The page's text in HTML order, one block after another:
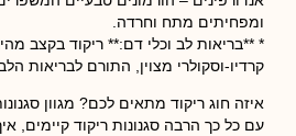
ומפחיתים מתח וחרדה.
* **בריאות לב וכלי דם:** ריקוד בקצב
קרדיו-וסקולרי מצוין, התורם לבריאות
איזה חוג ריקוד מתאים לכם? מגוון
עם כל כך הרבה סגנונות ריקוד קיימים,